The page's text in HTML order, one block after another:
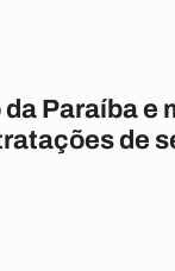
Paraíba e
de